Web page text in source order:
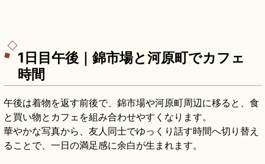
1日目午後｜錦市場と河原町でカフェ
時間
午後は着物を返す前後で、錦市場や河原町周辺に移ると、食
と買い物とカフェを組み合わせやすくなります。
華やかな写真から、友人同士でゆっくり話す時間へ切り替え
ることで、一日の満足感に余白が生まれます。